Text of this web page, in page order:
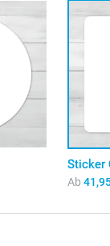
Sticker
Ab